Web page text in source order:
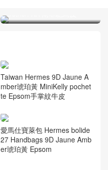
Taiwan Hermes 9D Jaune A
mber琥珀黃 MiniKelly pochet
te Epsom手掌紋牛皮
愛馬仕寶萊包 Hermes bolide
27 Handbags 9D Jaune Amb
er琥珀黃 Epsom